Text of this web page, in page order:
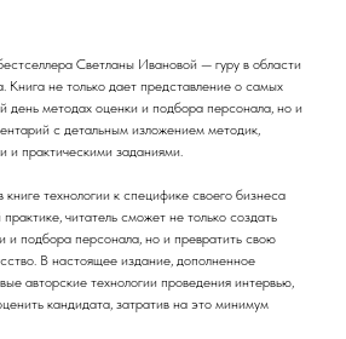
Светланы Ивановой — гуру в области
Книга не только дает представление о самых
день методах оценки и подбора персонала, но и
с детальным изложением методик,
и практическими заданиями.
технологии к специфике своего бизнеса
читатель сможет не только создать
и подбора персонала, но и превратить свою
В настоящее издание, дополненное
авторские технологии проведения интервью,
кандидата, затратив на это минимум